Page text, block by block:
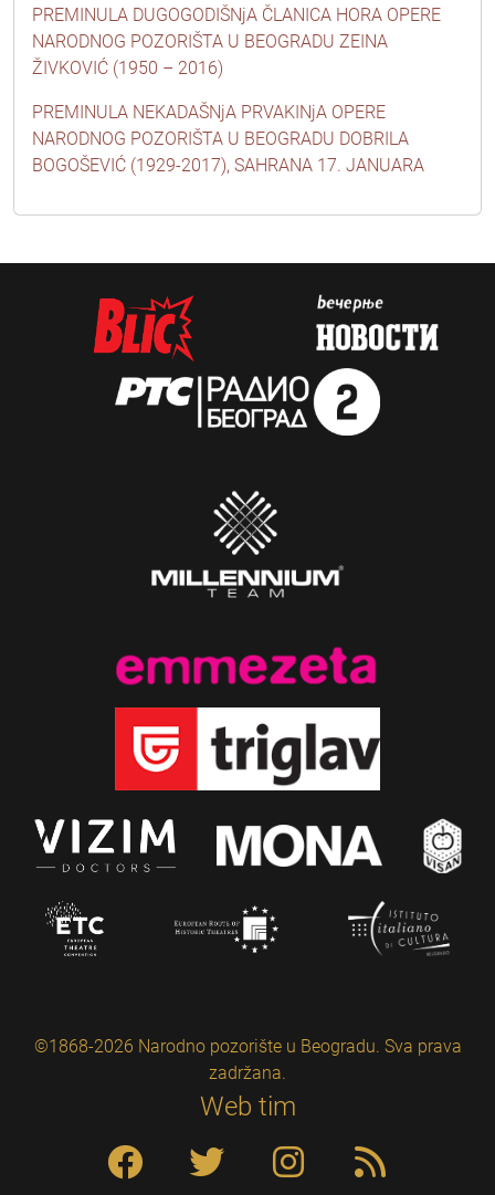
PREMINULA DUGOGODIŠNjA ČLANICA HORA OPERE
NARODNOG POZORIŠTA U BEOGRADU ZEINA
ŽIVKOVIĆ (1950 – 2016)
PREMINULA NEKADAŠNjA PRVAKINjA OPERE
NARODNOG POZORIŠTA U BEOGRADU DOBRILA
BOGOŠEVIĆ (1929-2017), SAHRANA 17. JANUARA
©1868-2026 Narodno pozorište u Beogradu. Sva prava
zadržana.
Web tim